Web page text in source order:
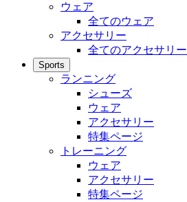
ウェア
全てのウェア
アクセサリー
全てのアクセサリー
Sports
ランニング
シューズ
ウェア
アクセサリー
特集ページ
トレーニング
ウェア
アクセサリー
特集ページ